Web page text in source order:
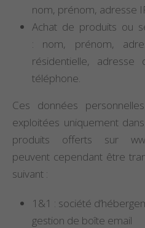
nom, prénom, adresse
Achat de produits ou
: nom, prénom,
résidentielle, adresse
téléphone.
Ces données
exploitées uniquement
produits offerts sur
peuvent cependant être
suivant :
1&1 : société
gestion de boîte email